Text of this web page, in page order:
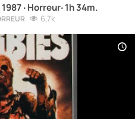
‧ Horreur‧ 1h 34m.
6,7k